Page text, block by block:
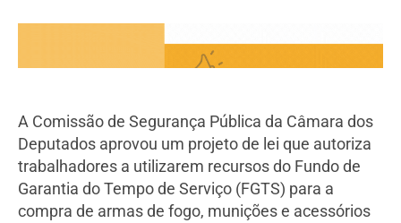
A Comissão de Segurança Pública da Câmara dos
Deputados aprovou um projeto de lei que autoriza
trabalhadores a utilizarem recursos do Fundo de
Garantia do Tempo de Serviço (FGTS) para a
compra de armas de fogo, munições e acessórios